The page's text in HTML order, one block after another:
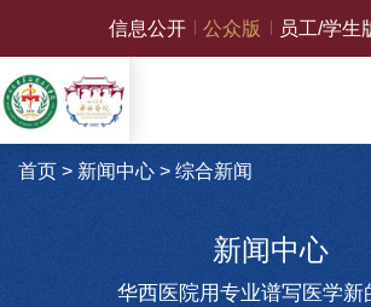
信息公开 公众版 员工/学生
首页 > 新闻中心> 综合新闻
新闻中心
华西医院用专业谱写医学新